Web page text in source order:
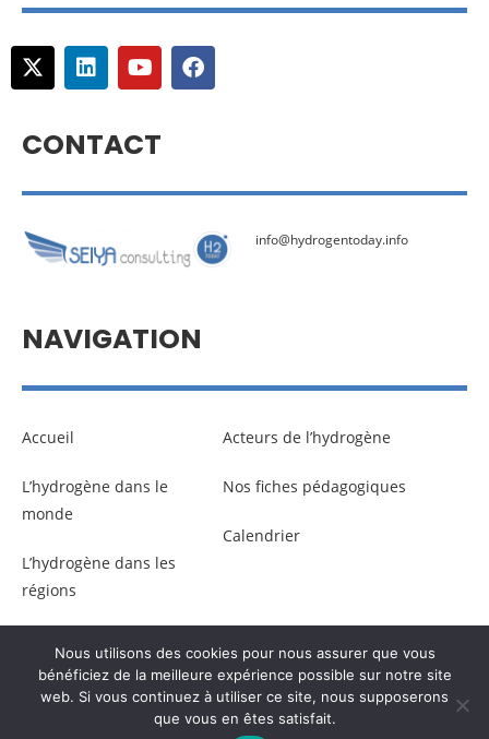
CONTACT
info@hydrogentoday.info
NAVIGATION
Accueil
L’hydrogène dans le
monde
L’hydrogène dans les
régions
Acteurs de l’hydrogène
Nos fiches pédagogiques
Calendrier
© Copyright –Communicaweb 2026
Nous utilisons des cookies pour nous assurer que vous
bénéficiez de la meilleure expérience possible sur notre site
web. Si vous continuez à utiliser ce site, nous supposerons
que vous en êtes satisfait.